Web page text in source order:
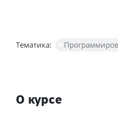
Тематика:
О курсе